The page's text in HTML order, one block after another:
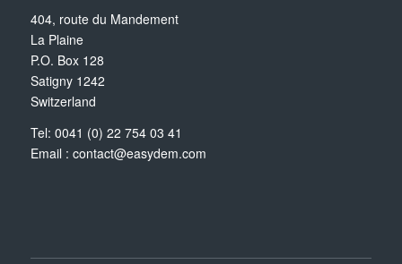
404, route du Mandement
La Plaine
P.O. Box 128
Satigny 1242
Switzerland
Tel: 0041 (0) 22 754 03 41
Email : contact@easydem.com